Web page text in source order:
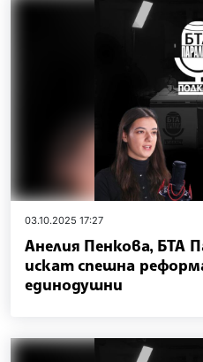
03.10.2025 17:27
Анелия Пенкова, БТА
искат спешна
единодушни